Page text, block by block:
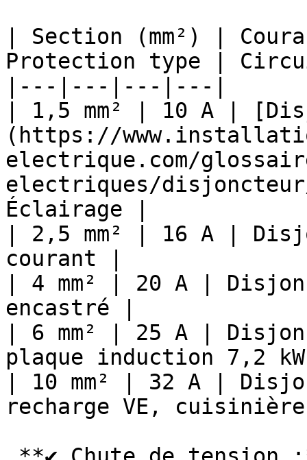
| Section (mm²) |
Protection type |
|---|---|---|---|
| 1,5 mm² | 10 A |
(https://
electrique.com/
electriques/
Éclairage |
| 2,5 mm² | 16 A |
courant |
| 4 mm² | 20 A |
encastré |
| 6 mm² | 25 A |
plaque induction 7,2
| 10 mm² | 32 A |
recharge VE,